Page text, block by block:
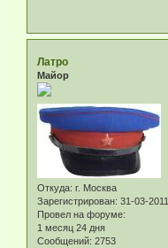
Латро
Майор
Откуда: г. Москва
Зарегистрирован: 31-03-2011
Провел на форуме:
1 месяц 24 дня
Сообщений: 2753